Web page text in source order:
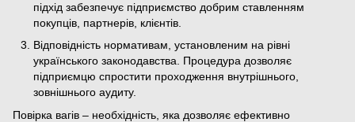
підхід забезпечує підприємство добрим ставленням
покупців, партнерів, клієнтів.
Відповідність нормативам, установленим на рівні
українського законодавства. Процедура дозволяє
підприємцю спростити проходження внутрішнього,
зовнішнього аудиту.
Повірка вагів – необхідність, яка дозволяє ефективно